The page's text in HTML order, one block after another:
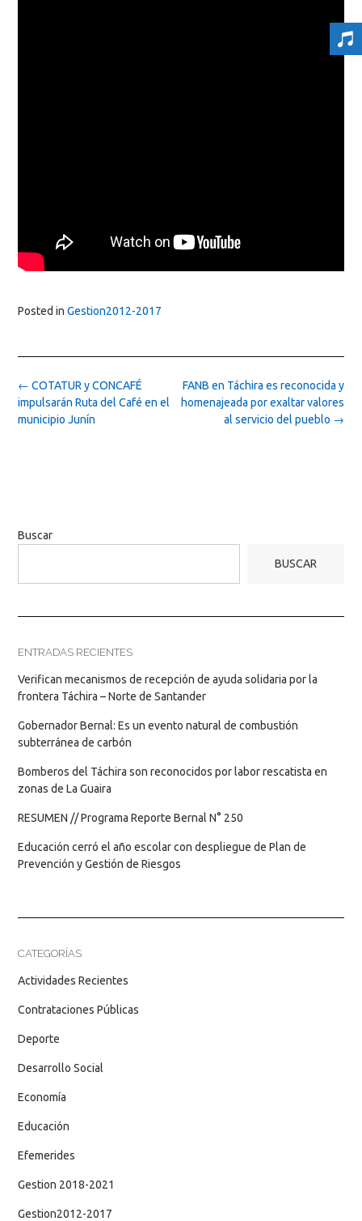
Posted in Gestion2012-2017
Post
navigation
FANB en Táchira es reconocida y
homenajeada por exaltar valores
al servicio del pueblo →
← COTATUR y CONCAFÉ
impulsarán Ruta del Café en el
municipio Junín
Buscar
BUSCAR
ENTRADAS RECIENTES
Verifican mecanismos de recepción de ayuda solidaria por la
frontera Táchira – Norte de Santander
Gobernador Bernal: Es un evento natural de combustión
subterránea de carbón
Bomberos del Táchira son reconocidos por labor rescatista en
zonas de La Guaira
RESUMEN // Programa Reporte Bernal N° 250
Educación cerró el año escolar con despliegue de Plan de
Prevención y Gestión de Riesgos
CATEGORÍAS
Actividades Recientes
Contrataciones Públicas
Deporte
Desarrollo Social
Economía
Educación
Efemerides
Gestion 2018-2021
Gestion2012-2017